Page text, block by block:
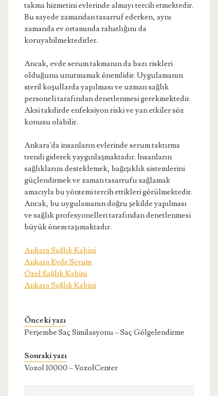
takma hizmetini evlerinde almayı tercih etmektedir.
Bu sayede zamandan tasarruf ederken, aynı
zamanda ev ortamında rahatlığını da
koruyabilmektedirler.
Ancak, evde serum takmanın da bazı riskleri
olduğunu unutmamak önemlidir. Uygulamanın
steril koşullarda yapılması ve uzman sağlık
personeli tarafından denetlenmesi gerekmektedir.
Aksi takdirde enfeksiyon riski ve yan etkiler söz
konusu olabilir.
Ankara'da insanların evlerinde serum taktırma
trendi giderek yaygınlaşmaktadır. İnsanların
sağlıklarını desteklemek, bağışıklık sistemlerini
güçlendirmek ve zaman tasarrufu sağlamak
amacıyla bu yöntemi tercih ettikleri görülmektedir.
Ancak, bu uygulamanın doğru şekilde yapılması
ve sağlık profesyonelleri tarafından denetlenmesi
büyük önem taşımaktadır.
Ankara Sağlık Kabini
Ankara Evde Serum
Özel Sağlık Kabini
Ankara Sağlık Kabini
Önceki yazı
Perşembe Saç Similasyonu – Saç Gölgelendirme
Sonraki yazı
Vozol 10000 – VozolCenter